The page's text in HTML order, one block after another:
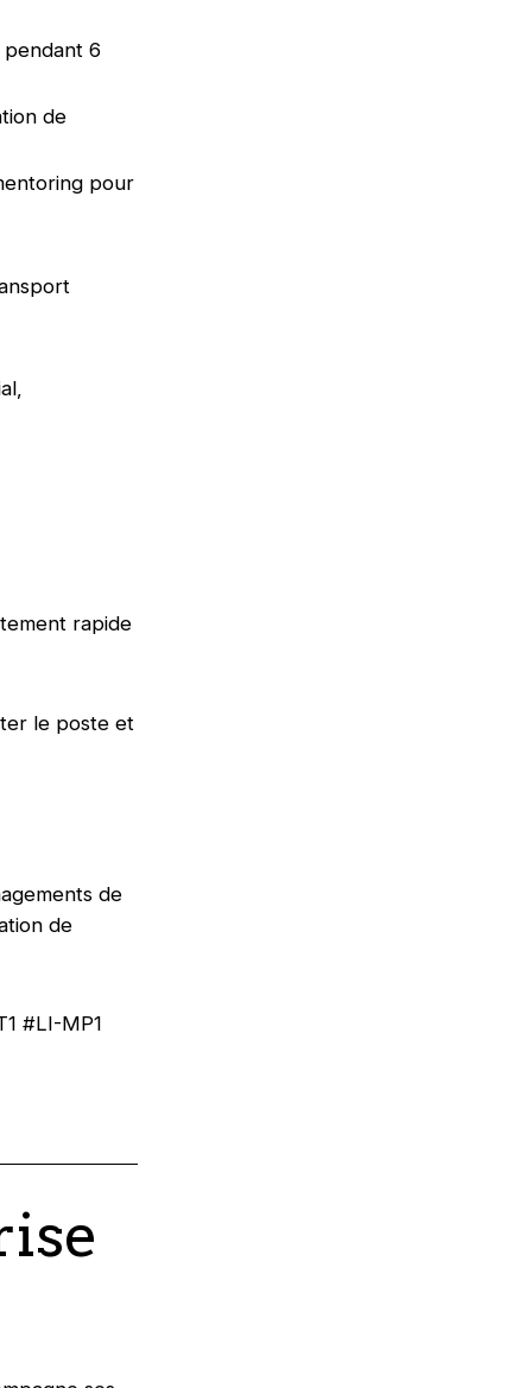
6
de
pour
rapide
le poste et
de
de
#LI-MP1